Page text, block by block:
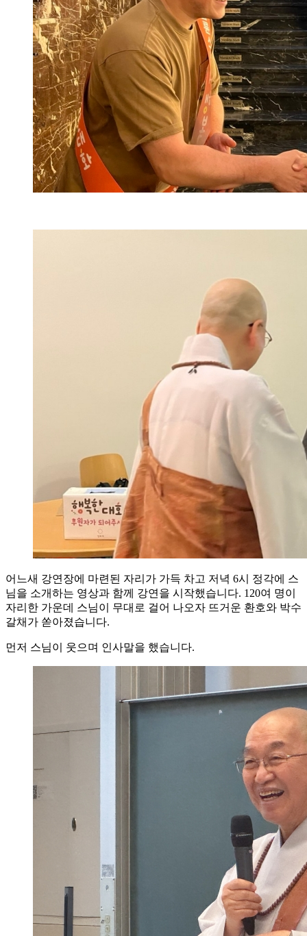
어느새 강연장에 마련된 자리가 가득 차고 저녁 6시 정각에 스
님을 소개하는 영상과 함께 강연을 시작했습니다. 120여 명이
자리한 가운데 스님이 무대로 걸어 나오자 뜨거운 환호와 박수
갈채가 쏟아졌습니다.
먼저 스님이 웃으며 인사말을 했습니다.